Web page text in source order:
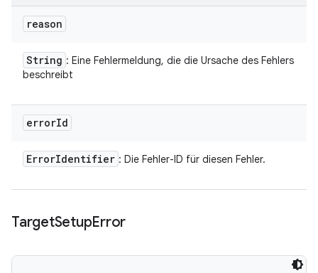
reason
String : Eine Fehlermeldung, die die Ursache des Fehlers
beschreibt
errorId
ErrorIdentifier : Die Fehler-ID für diesen Fehler.
TargetSetupError